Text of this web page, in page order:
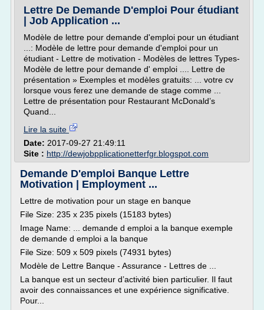
Lettre De Demande D'emploi Pour étudiant
| Job Application ...
Modèle de lettre pour demande d'emploi pour un étudiant
...: Modèle de lettre pour demande d'emploi pour un
étudiant - Lettre de motivation - Modèles de lettres Types-
Modèle de lettre pour demande d' emploi .... Lettre de
présentation » Exemples et modèles gratuits: ... votre cv
lorsque vous ferez une demande de stage comme ...
Lettre de présentation pour Restaurant McDonald’s
Quand...
Lire la suite
Date: 2017-09-27 21:49:11
Site : http://dewjobpplicationetterfgr.blogspot.com
Demande D'emploi Banque Lettre
Motivation | Employment ...
Lettre de motivation pour un stage en banque
File Size: 235 x 235 pixels (15183 bytes)
Image Name: ... demande d emploi a la banque exemple
de demande d emploi a la banque
File Size: 509 x 509 pixels (74931 bytes)
Modèle de Lettre Banque - Assurance - Lettres de ...
La banque est un secteur d’activité bien particulier. Il faut
avoir des connaissances et une expérience significative.
Pour...